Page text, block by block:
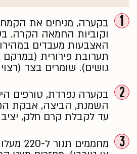
1
בקערה, מניחים את
וקוביות החמאה הקרה.
האצבעות מעבדים
תערובת פירורית
גושים). שומרים בצד
2
בקערה נפרדת, טורפים
השמנת, הביצה, אבקת
עד לקבלת קרם חלק, יציב
3
מחממים